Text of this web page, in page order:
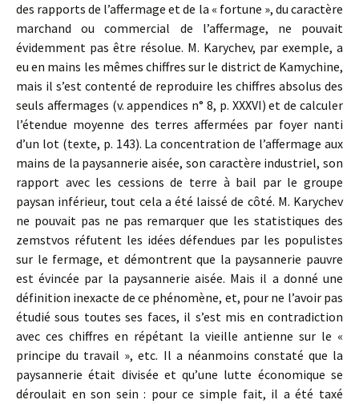
des rapports de l’affermage et de la « fortune », du caractère
marchand ou commercial de l’affermage, ne pouvait
évidemment pas être résolue. M. Karychev, par exemple, a
eu en mains les mêmes chiffres sur le district de Kamychine,
mais il s’est contenté de reproduire les chiffres absolus des
seuls affermages (v. appendices n° 8, p. XXXVI) et de calculer
l’étendue moyenne des terres affermées par foyer nanti
d’un lot (texte, p. 143). La concentration de l’affermage aux
mains de la paysannerie aisée, son caractère industriel, son
rapport avec les cessions de terre à bail par le groupe
paysan inférieur, tout cela a été laissé de côté. M. Karychev
ne pouvait pas ne pas remarquer que les statistiques des
zemstvos réfutent les idées défendues par les populistes
sur le fermage, et démontrent que la paysannerie pauvre
est évincée par la paysannerie aisée. Mais il a donné une
définition inexacte de ce phénomène, et, pour ne l’avoir pas
étudié sous toutes ses faces, il s’est mis en contradiction
avec ces chiffres en répétant la vieille antienne sur le «
principe du travail », etc. Il a néanmoins constaté que la
paysannerie était divisée et qu’une lutte économique se
déroulait en son sein : pour ce simple fait, il a été taxé